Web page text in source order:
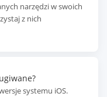
narzędzi w swoich
z nich
systemu iOS.